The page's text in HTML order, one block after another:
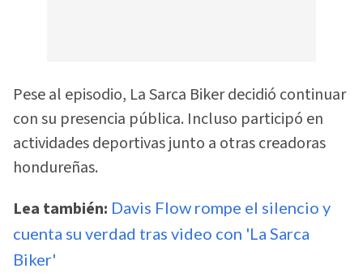
Pese al episodio, La Sarca Biker decidió continuar
con su presencia pública. Incluso participó en
actividades deportivas junto a otras creadoras
hondureñas.
Lea también: Davis Flow rompe el silencio y
cuenta su verdad tras video con 'La Sarca
Biker'